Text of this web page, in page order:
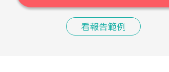
看報告範例